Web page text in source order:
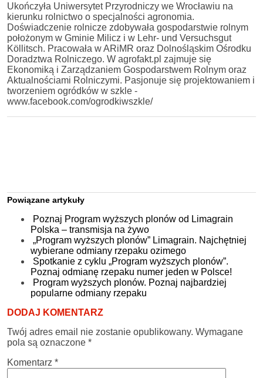
Ukończyła Uniwersytet Przyrodniczy we Wrocławiu na
kierunku rolnictwo o specjalności agronomia.
Doświadczenie rolnicze zdobywała gospodarstwie rolnym
położonym w Gminie Milicz i w Lehr- und Versuchsgut
Köllitsch. Pracowała w ARiMR oraz Dolnośląskim Ośrodku
Doradztwa Rolniczego. W agrofakt.pl zajmuje się
Ekonomiką i Zarządzaniem Gospodarstwem Rolnym oraz
Aktualnościami Rolniczymi. Pasjonuje się projektowaniem i
tworzeniem ogródków w szkle -
www.facebook.com/ogrodkiwszkle/
Powiązane artykuły
Poznaj Program wyższych plonów od Limagrain
Polska – transmisja na żywo
„Program wyższych plonów” Limagrain. Najchętniej
wybierane odmiany rzepaku ozimego
Spotkanie z cyklu „Program wyższych plonów”.
Poznaj odmianę rzepaku numer jeden w Polsce!
Program wyższych plonów. Poznaj najbardziej
popularne odmiany rzepaku
DODAJ KOMENTARZ
Twój adres email nie zostanie opublikowany. Wymagane
pola są oznaczone *
Komentarz *